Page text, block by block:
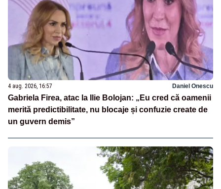
4 aug. 2026, 16:57 Daniel Onescu
Gabriela Firea, atac la Ilie Bolojan: „Eu cred că oamenii
merită predictibilitate, nu blocaje și confuzie create de
un guvern demis”